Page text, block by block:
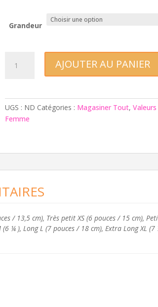
Grandeur
AJOUTER AU PANIER
UGS : ND Catégories : Magasiner Tout,Valeurs
Femme
/ 13,5 cm), Très petit XS (6 pouces / 15 cm),
¼ ), Long L (7 pouces / 18 cm), Extra Long XL